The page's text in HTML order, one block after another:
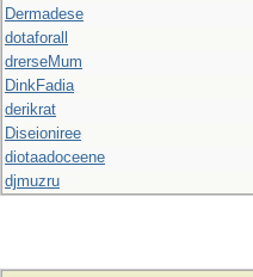
Dermadese
dotaforall
drerseMum
DinkFadia
derikrat
Diseioniree
diotaadoceene
djmuzru